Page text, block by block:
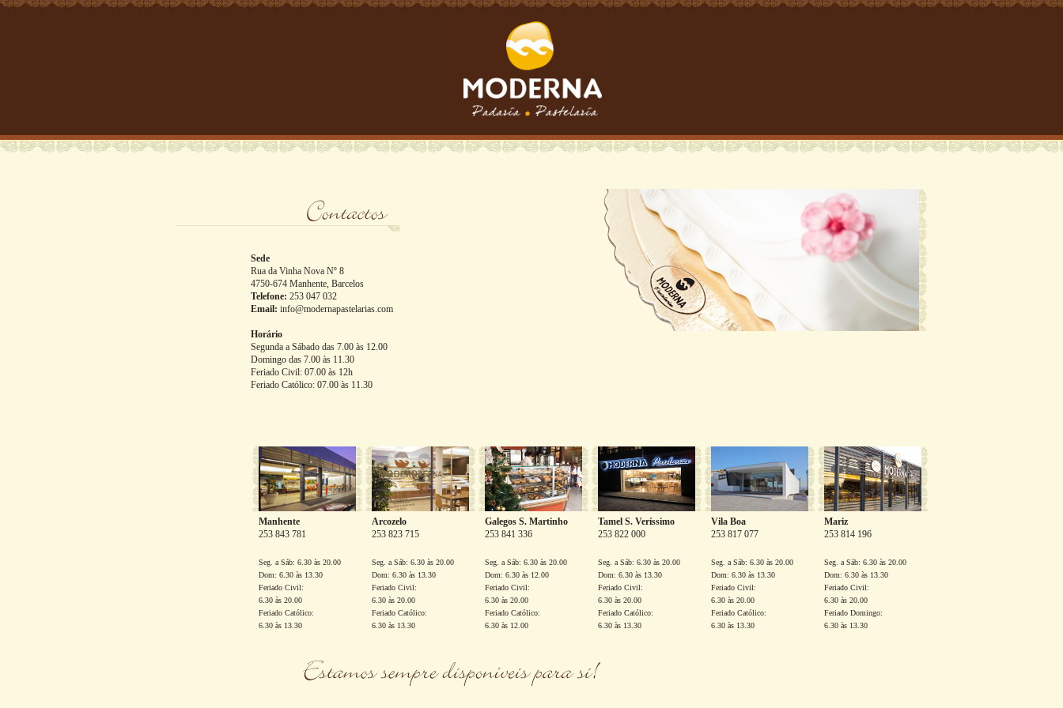
Sede
Rua da Vinha Nova Nº 8
4750-674 Manhente, Barcelos
Telefone: 253 047 032
Email: info@modernapastelarias.com
Horário
Segunda a Sábado das 7.00 às 12.00
Domingo das 7.00 às 11.30
Feriado Civil: 07.00 às 12h
Feriado Católico: 07.00 às 11.30
Manhente
253 843 781
Seg. a Sáb: 6.30 às 20.00
Dom: 6.30 às 13.30
Feriado Civil:
6.30 às 20.00
Feriado Católico:
6.30 às 13.30
Arcozelo
253 823 715
Seg. a Sáb: 6.30 às 20.00
Dom: 6.30 às 13.30
Feriado Civil:
6.30 às 20.00
Feriado Católico:
6.30 às 13.30
Galegos S. Martinho
253 841 336
Seg. a Sáb: 6.30 às 20.00
Dom: 6.30 às 12.00
Feriado Civil:
6.30 às 20.00
Feriado Católico:
6.30 às 12.00
Tamel S. Veríssimo
253 822 000
Seg. a Sáb: 6.30 às 20.00
Dom: 6.30 às 13.30
Feriado Civil:
6.30 às 20.00
Feriado Católico:
6.30 às 13.30
Vila Boa
253 817 077
Seg. a Sáb: 6.30 às 20.00
Dom: 6.30 às 13.30
Feriado Civil:
6.30 às 20.00
Feriado Católico:
6.30 às 13.30
Mariz
253 814 196
Seg. a Sáb: 6.30 às 20.00
Dom: 6.30 às 13.30
Feriado Civil:
6.30 às 20.00
Feriado Domingo:
6.30 às 13.30